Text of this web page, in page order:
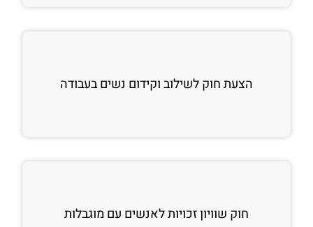
הצעת חוק לשילוב וקידום נשים בעבודה
חוק שוויון זכויות לאנשים עם מוגבלות